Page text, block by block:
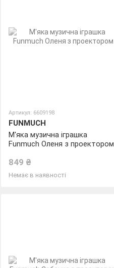
Артикул: 6609198
FUNMUCH
М'яка музична іграшка
Funmuch Оленя з проектором
849 ₴
Немає в наявності